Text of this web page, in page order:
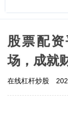
股票配
场，成就
在线杠杆炒股